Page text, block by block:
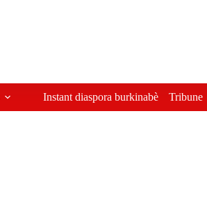
Instant diaspora burkinabè Tribune